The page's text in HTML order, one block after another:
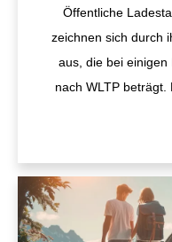
Öffentliche
zeichnen sich durch
aus, die bei
nach WLTP